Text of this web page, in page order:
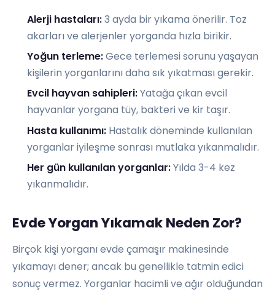
Alerji hastaları:3 ayda bir yıkama önerilir. Toz
akarları ve alerjenler yorganda hızla birikir.
Yoğun terleme:Gece terlemesi sorunu yaşayan
kişilerin yorganlarını daha sık yıkatması gerekir.
Evcil hayvan sahipleri:Yatağa çıkan evcil
hayvanlar yorgana tüy, bakteri ve kir taşır.
Hasta kullanımı: Hastalık döneminde kullanılan
yorganlar iyileşme sonrası mutlaka yıkanmalıdır.
Her gün kullanılan yorganlar:Yılda 3-4 kez
yıkanmalıdır.
Evde Yorgan Yıkamak Neden Zor?
Birçok kişi yorganı evde çamaşır makinesinde
yıkamayı dener; ancak bu genellikle tatmin edici
sonuç vermez. Yorganlar hacimli ve ağır olduğundan